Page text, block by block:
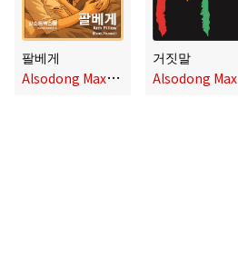
팔베게
A
lsodong Maxwell
거짓말